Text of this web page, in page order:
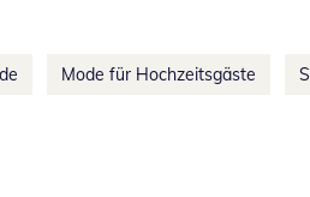
Mode für Hochzeitsgäste